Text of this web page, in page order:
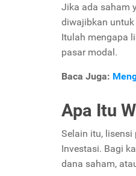
Jika ada saham
diwajibkan
Itulah mengapa
pasar modal.
Baca Juga:
Apa Itu
Selain itu,
Investasi. Bagi
dana saham,